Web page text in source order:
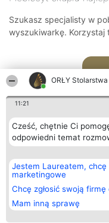
ORŁY Stolarstwa
11:21
Cześć, chętnie Ci
odpowiedni temat
Jestem Laureatem, chcę
marketingowe
Chcę zgłosić swoją firmę
Mam inną sprawę
Szukasz specjalisty w
wyszukiwarkę. Korzystaj
Organizator plebiscytu
Bright Side Solutions sp. z o.
o. sp. k.
ul. Ruska 22
Wrocław 50-079
KRS 0000749100 | Regon
381313360 | NIP 8943132676